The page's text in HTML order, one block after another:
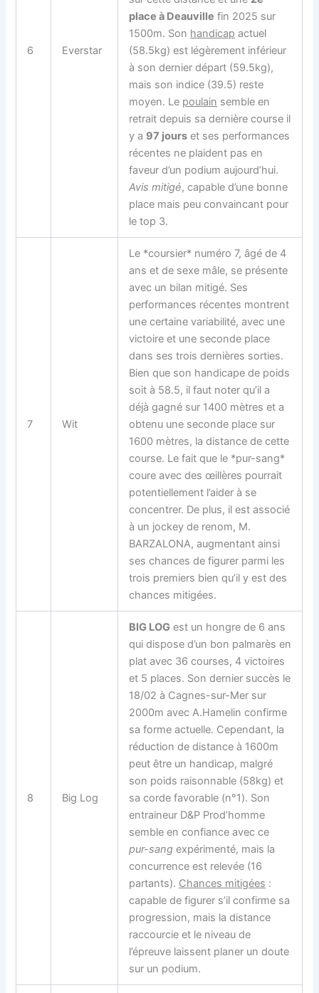
6 Everstar
place à Deauville fin 2025 sur
1500m. Son handicap actuel
(58.5kg) est légèrement inférieur
à son dernier départ (59.5kg),
mais son indice (39.5) reste
moyen. Le poulain semble en
retrait depuis sa dernière course il
y a 97 jours et ses performances
récentes ne plaident pas en
faveur d’un podium aujourd’hui.
Avis mitigé, capable d’une bonne
place mais peu convaincant pour
le top 3.
7 Wit
Le *coursier* numéro 7, âgé de 4
ans et de sexe mâle, se présente
avec un bilan mitigé. Ses
performances récentes montrent
une certaine variabilité, avec une
victoire et une seconde place
dans ses trois dernières sorties.
Bien que son handicape de poids
soit à 58.5, il faut noter qu’il a
déjà gagné sur 1400 mètres et a
obtenu une seconde place sur
1600 mètres, la distance de cette
course. Le fait que le *pur-sang*
coure avec des œillères pourrait
potentiellement l’aider à se
concentrer. De plus, il est associé
à un jockey de renom, M.
BARZALONA, augmentant ainsi
ses chances de figurer parmi les
trois premiers bien qu’il y est des
chances mitigées.
8 Big Log
BIG LOG est un hongre de 6 ans
qui dispose d’un bon palmarès en
plat avec 36 courses, 4 victoires
et 5 places. Son dernier succès le
18/02 à Cagnes-sur-Mer sur
2000m avec A.Hamelin confirme
sa forme actuelle. Cependant, la
réduction de distance à 1600m
peut être un handicap, malgré
son poids raisonnable (58kg) et
sa corde favorable (n°1). Son
entraineur D&P Prod’homme
semble en confiance avec ce
pur-sang expérimenté, mais la
concurrence est relevée (16
partants). Chances mitigées :
capable de figurer s’il confirme sa
progression, mais la distance
raccourcie et le niveau de
l’épreuve laissent planer un doute
sur un podium.